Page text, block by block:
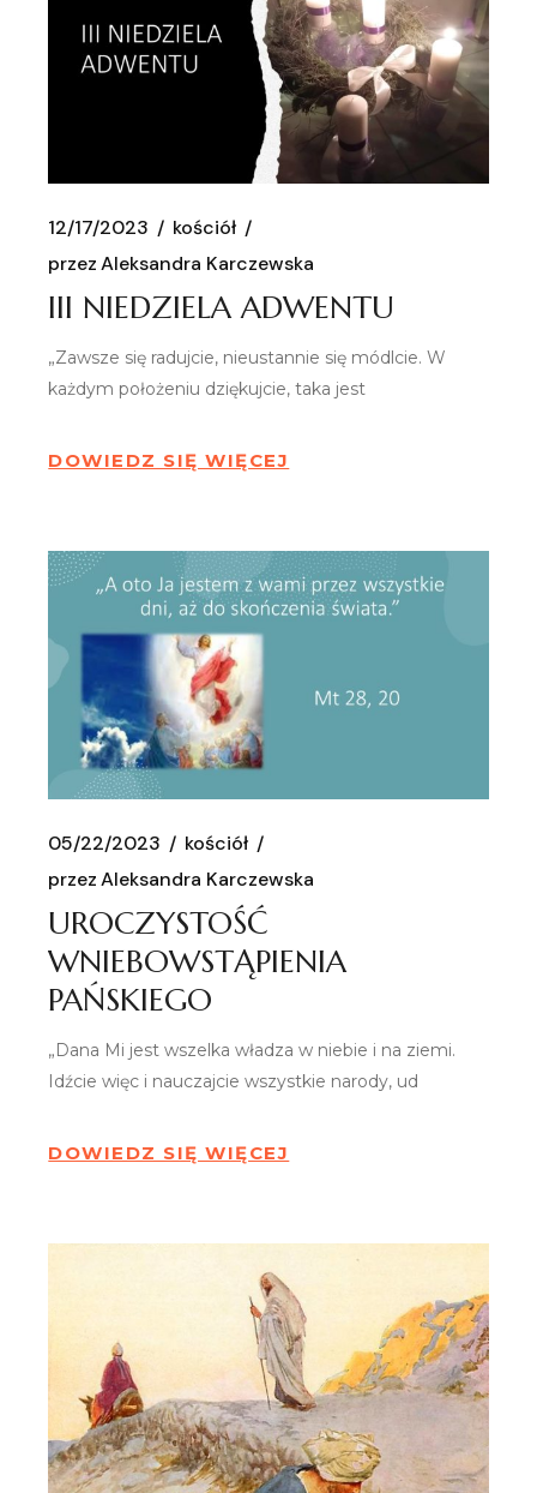
12/17/2023
kościół
przez Aleksandra Karczewska
III NIEDZIELA ADWENTU
„Zawsze się radujcie, nieustannie się módlcie. W
każdym położeniu dziękujcie, taka jest
DOWIEDZ SIĘ WIĘCEJ
05/22/2023
kościół
przez Aleksandra Karczewska
UROCZYSTOŚĆ
WNIEBOWSTĄPIENIA
PAŃSKIEGO
„Dana Mi jest wszelka władza w niebie i na ziemi.
Idźcie więc i nauczajcie wszystkie narody, ud
DOWIEDZ SIĘ WIĘCEJ